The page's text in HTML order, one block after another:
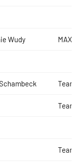
Wudy MAX
Team
Team
Team